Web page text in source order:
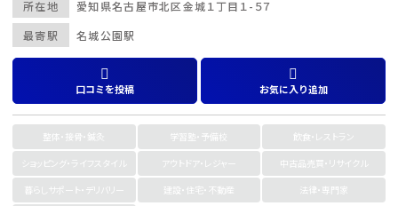
最寄駅 名城公園駅
所在地 愛知県名古屋市北区金城１丁目１-５７
口コミを投稿 お気に入り追加
整体・接骨・鍼灸 学習塾・予備校
飲食・レストラン
ショッピング・ライフスタイル
アウトドア・レジャー
中古品売買・リサイクル
暮らしサポート・デリバリー
建設・住宅・不動産
法律・専門家